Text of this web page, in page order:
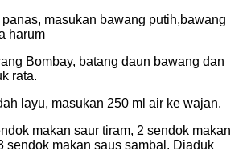
masukan bawang putih,bawang
harum
Bombay, batang daun bawang dan
rata.
layu, masukan 250 ml air ke wajan.
makan saur tiram, 2 sendok makan
sendok makan saus sambal. Diaduk